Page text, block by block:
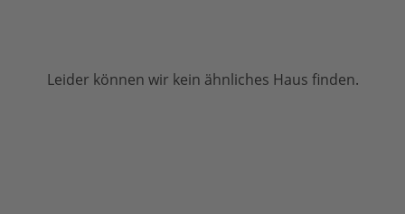
Leider können wir kein ähnliches Haus finden.